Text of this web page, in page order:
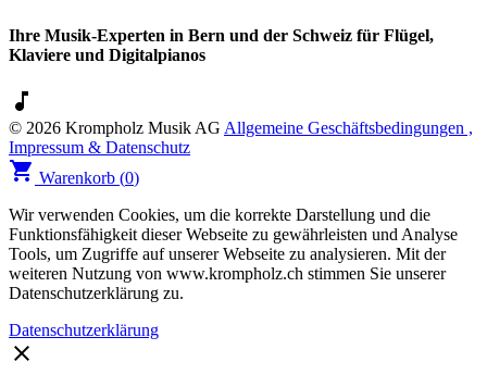
Ihre Musik-Experten in Bern und der Schweiz für Flügel,
Klaviere und Digitalpianos
music_note
© 2026 Krompholz Musik AG Allgemeine Geschäftsbedingungen ,
Impressum & Datenschutz
shopping_cart Warenkorb (0)
Wir verwenden Cookies, um die korrekte Darstellung und die
Funktionsfähigkeit dieser Webseite zu gewährleisten und Analyse
Tools, um Zugriffe auf unserer Webseite zu analysieren. Mit der
weiteren Nutzung von www.krompholz.ch stimmen Sie unserer
Datenschutzerklärung zu.
Datenschutzerklärung
clear